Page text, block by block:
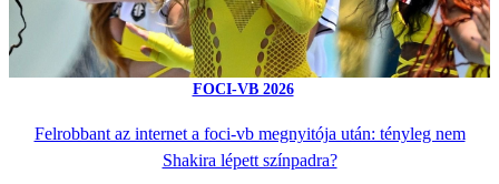
FOCI-VB 2026
Felrobbant az internet a foci-vb megnyitója után: tényleg nem
Shakira lépett színpadra?